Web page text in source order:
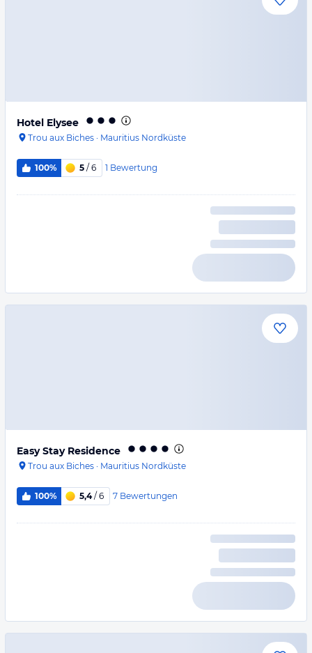
Hotel Elysee
Trou aux Biches · Mauritius Nordküste
100% 5 / 6 1 Bewertung
Easy Stay Residence
Trou aux Biches · Mauritius Nordküste
100% 5,4/ 6 7 Bewertungen